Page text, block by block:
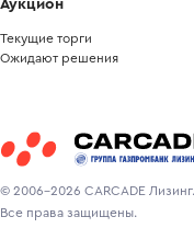
© 2006-2026 CARCADE Лизинг.
Все права защищены.
Аукцион
Текущие торги
Ожидают решения